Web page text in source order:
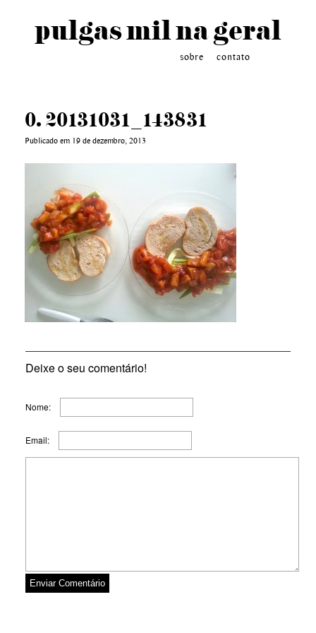
pulgas mil na geral
contato
sobre
0. 20131031_143831
Publicado em 19 de dezembro, 2013
Deixe o seu comentário!
Nome:
Email: